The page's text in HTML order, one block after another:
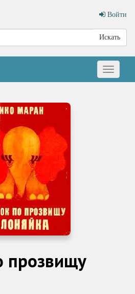
Войти
Искать
Меню
прозвищу